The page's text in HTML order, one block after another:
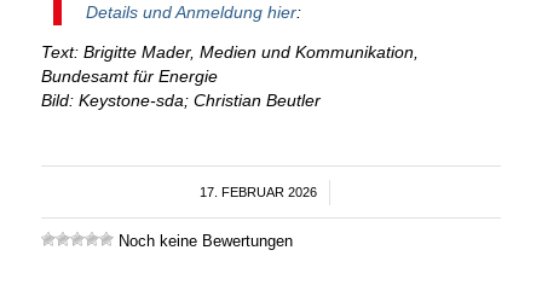
Details und Anmeldung hier:
Text: Brigitte Mader, Medien und Kommunikation,
Bundesamt für Energie
Bild: Keystone-sda; Christian Beutler
17. FEBRUAR 2026
/
Noch keine Bewertungen